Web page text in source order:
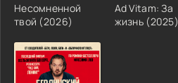
Несомненной
твой (2026)
Ad Vitam: За
жизнь (2025)